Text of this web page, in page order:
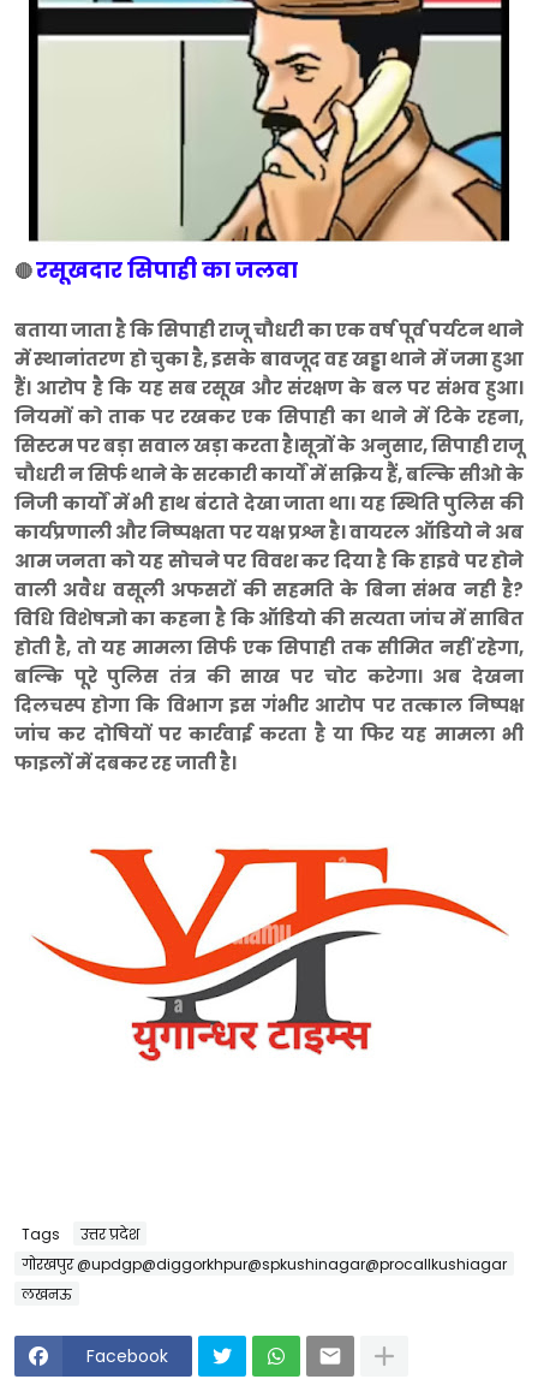
🔴रसूखदार सिपाही का जलवा
बताया जाता है कि सिपाही राजू चौधरी का एक वर्ष पूर्व पर्यटन थाने
में स्थानांतरण हो चुका है, इसके बावजूद वह खड्डा थाने में जमा हुआ
हैं। आरोप है कि यह सब रसूख और संरक्षण के बल पर संभव हुआ।
नियमों को ताक पर रखकर एक सिपाही का थाने में टिके रहना,
सिस्टम पर बड़ा सवाल खड़ा करता है।सूत्रों के अनुसार, सिपाही राजू
चौधरी न सिर्फ थाने के सरकारी कार्यों में सक्रिय हैं, बल्कि सीओ के
निजी कार्यों में भी हाथ बंटाते देखा जाता था। यह स्थिति पुलिस की
कार्यप्रणाली और निष्पक्षता पर यक्ष प्रश्न है। वायरल ऑडियो ने अब
आम जनता को यह सोचने पर विवश कर दिया है कि हाइवे पर होने
वाली अवैध वसूली अफसरों की सहमति के बिना संभव नही है?
विधि विशेषज्ञो का कहना है कि ऑडियो की सत्यता जांच में साबित
होती है, तो यह मामला सिर्फ एक सिपाही तक सीमित नहीं रहेगा,
बल्कि पूरे पुलिस तंत्र की साख पर चोट करेगा। अब देखना
दिलचस्प होगा कि विभाग इस गंभीर आरोप पर तत्काल निष्पक्ष
जांच कर दोषियों पर कार्रवाई करता है या फिर यह मामला भी
फाइलों में दबकर रह जाती है।
Tags
उत्तर प्रदेश
गोरखपुर @updgp@diggorkhpur@spkushinagar@procallkushiagar
लखनऊ
Facebook